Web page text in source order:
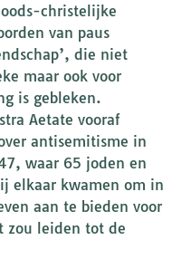
christelijke
van paus
die niet
maar ook voor
is gebleken.
Aetate vooraf
antisemitisme in
waar 65 joden en
elkaar kwamen om in
aan te bieden voor
zou leiden tot de